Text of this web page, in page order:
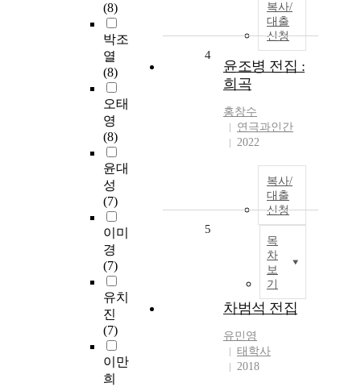
(8)
박조
열
(8)
오태
영
(8)
윤대
성
(7)
이미
경
(7)
유치
진
(7)
이만
희
복사/
대출
신청
4
윤조병 전집 :
희곡
홍창수
연극과인간
2022
복사/
대출
신청
목
차
보
기
5
차범석 전집
유민영
태학사
2018